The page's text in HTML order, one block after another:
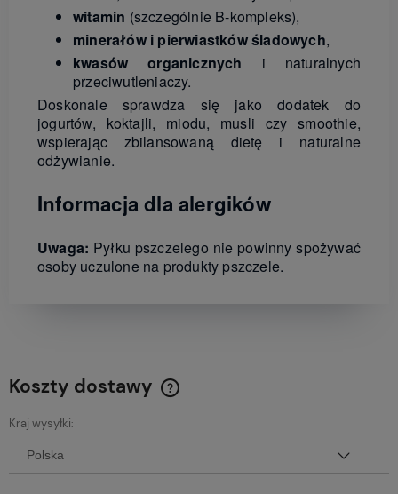
witamin (szczególnie B-kompleks),
minerałów i pierwiastków śladowych,
kwasów organicznych i naturalnych
przeciwutleniaczy.
Doskonale sprawdza się jako dodatek do
jogurtów, koktajli, miodu, musli czy smoothie,
wspierając zbilansowaną dietę i naturalne
odżywianie.
Informacja dla alergików
Uwaga: Pyłku pszczelego nie powinny spożywać
osoby uczulone na produkty pszczele.
Koszty dostawy
Kraj wysyłki: